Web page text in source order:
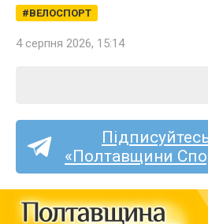
ВЕЛОСПОРТ
4 серпня 2026, 15:14
«Полтавщини